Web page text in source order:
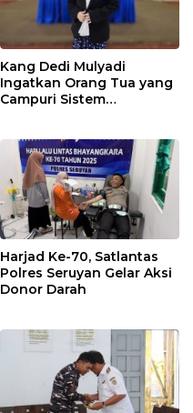
Kang Dedi Mulyadi
Ingatkan Orang Tua yang
Campuri Sistem
Etika Hukum Pendidikan
Harjad Ke-70, Satlantas
Polres Seruyan Gelar Aksi
Donor Darah